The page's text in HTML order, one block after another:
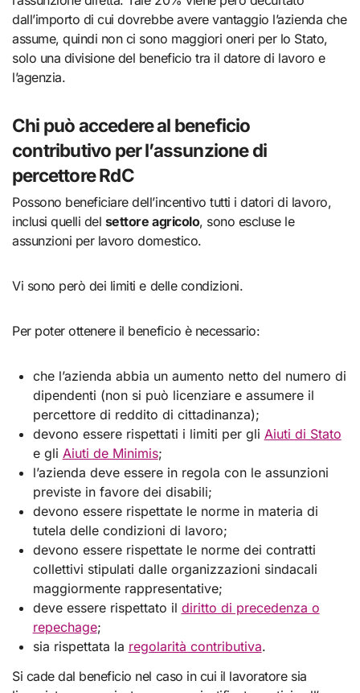
dall’importo di cui dovrebbe avere vantaggio l’azienda che
assume, quindi non ci sono maggiori oneri per lo Stato,
solo una divisione del beneficio tra il datore di lavoro e
l’agenzia.
Chi può accedere al beneficio
contributivo per l’assunzione di
percettore RdC
Possono beneficiare dell’incentivo tutti i datori di lavoro,
inclusi quelli del settore agricolo, sono escluse le
assunzioni per lavoro domestico.
Vi sono però dei limiti e delle condizioni.
Per poter ottenere il beneficio è necessario:
che l’azienda abbia un aumento netto del numero di
dipendenti (non si può licenziare e assumere il
percettore di reddito di cittadinanza);
devono essere rispettati i limiti per gli Aiuti di Stato
e gli Aiuti de Minimis;
l’azienda deve essere in regola con le assunzioni
previste in favore dei disabili;
devono essere rispettate le norme in materia di
tutela delle condizioni di lavoro;
devono essere rispettate le norme dei contratti
collettivi stipulati dalle organizzazioni sindacali
maggiormente rappresentative;
deve essere rispettato il diritto di precedenza o
repechage;
sia rispettata la regolarità contributiva.
Si cade dal beneficio nel caso in cui il lavoratore sia